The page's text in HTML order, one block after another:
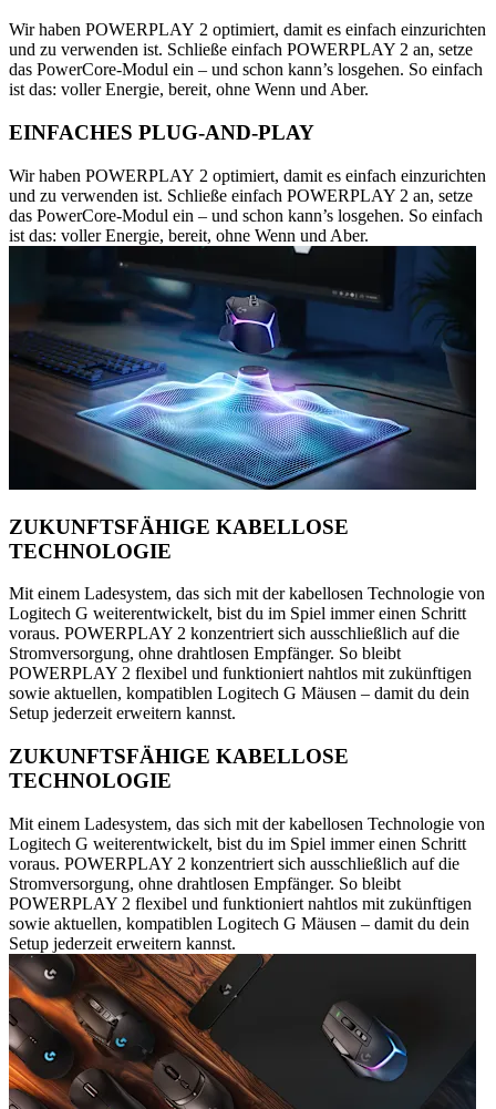
Wir haben POWERPLAY 2 optimiert, damit es einfach einzurichten
und zu verwenden ist. Schließe einfach POWERPLAY 2 an, setze
das PowerCore-Modul ein – und schon kann’s losgehen. So einfach
ist das: voller Energie, bereit, ohne Wenn und Aber.
EINFACHES PLUG-AND-PLAY
Wir haben POWERPLAY 2 optimiert, damit es einfach einzurichten
und zu verwenden ist. Schließe einfach POWERPLAY 2 an, setze
das PowerCore-Modul ein – und schon kann’s losgehen. So einfach
ist das: voller Energie, bereit, ohne Wenn und Aber.
ZUKUNFTSFÄHIGE KABELLOSE
TECHNOLOGIE
Mit einem Ladesystem, das sich mit der kabellosen Technologie von
Logitech G weiterentwickelt, bist du im Spiel immer einen Schritt
voraus. POWERPLAY 2 konzentriert sich ausschließlich auf die
Stromversorgung, ohne drahtlosen Empfänger. So bleibt
POWERPLAY 2 flexibel und funktioniert nahtlos mit zukünftigen
sowie aktuellen, kompatiblen Logitech G Mäusen – damit du dein
Setup jederzeit erweitern kannst.
ZUKUNFTSFÄHIGE KABELLOSE
TECHNOLOGIE
Mit einem Ladesystem, das sich mit der kabellosen Technologie von
Logitech G weiterentwickelt, bist du im Spiel immer einen Schritt
voraus. POWERPLAY 2 konzentriert sich ausschließlich auf die
Stromversorgung, ohne drahtlosen Empfänger. So bleibt
POWERPLAY 2 flexibel und funktioniert nahtlos mit zukünftigen
sowie aktuellen, kompatiblen Logitech G Mäusen – damit du dein
Setup jederzeit erweitern kannst.